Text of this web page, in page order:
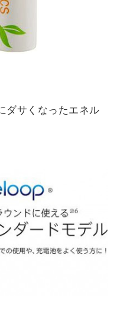
ダサくなったエネル